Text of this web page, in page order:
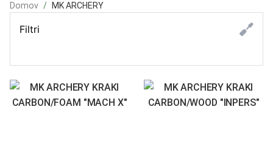
Domov MK ARCHERY
Filtri